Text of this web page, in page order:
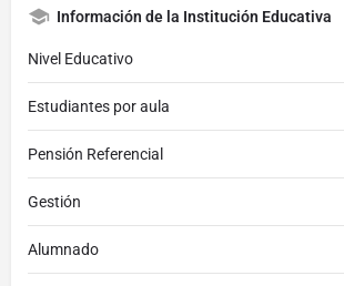
Información de la Institución Educativa
Nivel Educativo
Estudiantes por aula
Pensión Referencial
Gestión
Alumnado